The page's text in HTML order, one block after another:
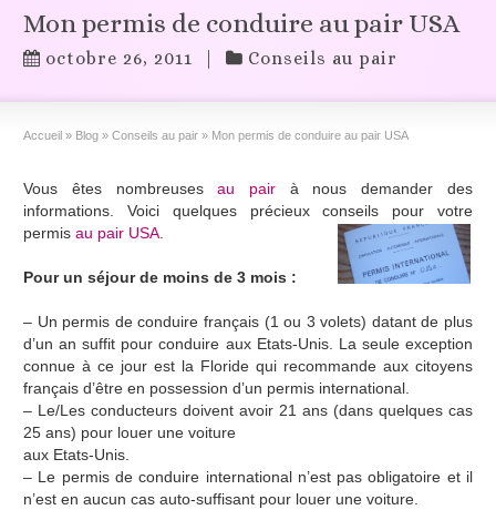
Mon permis de conduire au pair USA
octobre 26, 2011 Conseils au pair
Accueil » Blog » Conseils au pair » Mon permis de conduire au pair USA
Vous êtes nombreusesau pair à nous demander des
informations. Voici quelques précieux conseils pour votre
permisau pair USA.
Pour un séjour de moins de 3 mois :
– Un permis de conduire français (1 ou 3 volets) datant de plus
d’un an suffit pour conduire aux Etats-Unis. La seule exception
connue à ce jour est la Floride qui recommande aux citoyens
français d’être en possession d’un permis international.
– Le/Les conducteurs doivent avoir 21 ans (dans quelques cas
25 ans) pour louer une voiture
aux Etats-Unis.
– Le permis de conduire international n’est pas obligatoire et il
n’est en aucun cas auto-suffisant pour louer une voiture.